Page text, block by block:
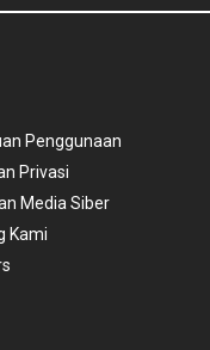
Penggunaan
Privasi
Media Siber
Kami